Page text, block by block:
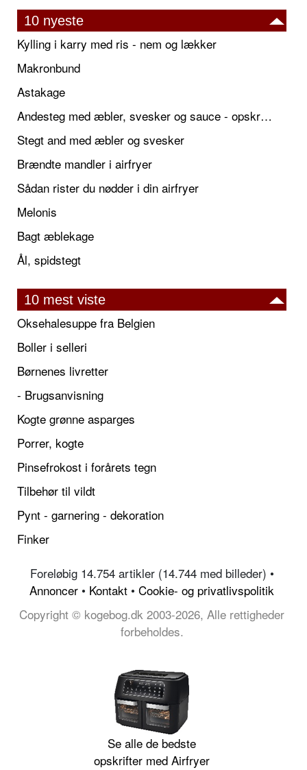
10 nyeste
Kylling i karry med ris - nem og lækker
Makronbund
Astakage
Andesteg med æbler, svesker og sauce - opskrift også til jul
Stegt and med æbler og svesker
Brændte mandler i airfryer
Sådan rister du nødder i din airfryer
Melonis
Bagt æblekage
Ål, spidstegt
10 mest viste
Oksehalesuppe fra Belgien
Boller i selleri
Børnenes livretter
- Brugsanvisning
Kogte grønne asparges
Porrer, kogte
Pinsefrokost i forårets tegn
Tilbehør til vildt
Pynt - garnering - dekoration
Finker
Foreløbig 14.754 artikler (14.744 med billeder) •
Annoncer • Kontakt • Cookie- og privatlivspolitik
Copyright © kogebog.dk 2003-2026, Alle rettigheder
forbeholdes.
Se alle de bedste
opskrifter med Airfryer